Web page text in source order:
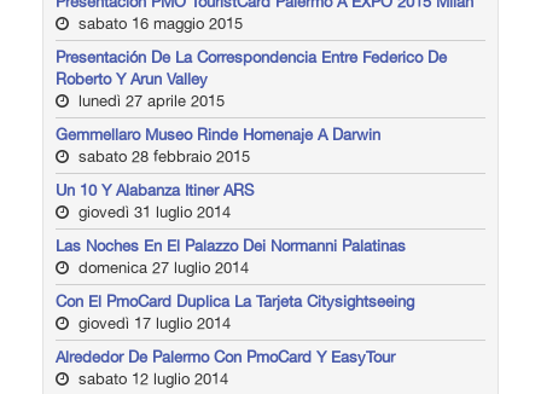
sabato 16 maggio 2015
Presentación De La Correspondencia Entre Federico De
Roberto Y Arun Valley
lunedì 27 aprile 2015
Gemmellaro Museo Rinde Homenaje A Darwin
sabato 28 febbraio 2015
Un 10 Y Alabanza Itiner ARS
giovedì 31 luglio 2014
Las Noches En El Palazzo Dei Normanni Palatinas
domenica 27 luglio 2014
Con El PmoCard Duplica La Tarjeta Citysightseeing
giovedì 17 luglio 2014
Alrededor De Palermo Con PmoCard Y EasyTour
sabato 12 luglio 2014